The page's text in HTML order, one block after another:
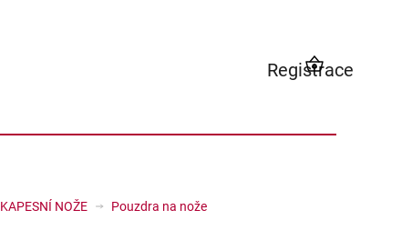
Registrace
NÁKUPNÍ
KOŠÍK
KAPESNÍ NOŽE Pouzdra na nože